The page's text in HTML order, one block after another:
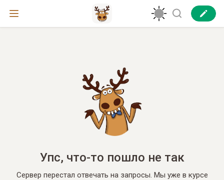
Упс, что-то пошло не так
Сервер перестал отвечать на запросы. Мы уже в курсе